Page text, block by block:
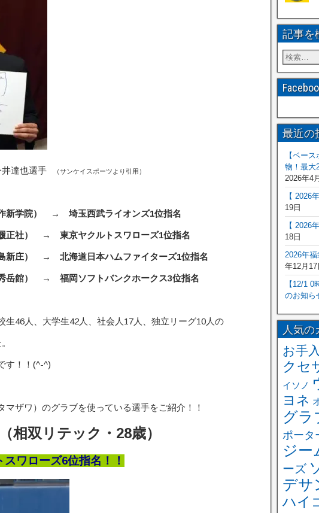
達也選手 （サンケイスポーツより引用）
新学院） → 埼玉西武ライオンズ1位指名
正社） → 東京ヤクルトスワローズ1位指名
新庄） → 北海道日本ハムファイターズ1位指名
岳館） → 福岡ソフトバンクホークス3位指名
生46人、大学生42人、社会人17人、独立リーグ10人の
す！！(^-^)
マザワ）のグラブを使っている選手をご紹介！！
相双リテック・28歳）
ワローズ6位指名！！
記事を
最近の
【ベー
物！最大
2026年4
【 2026
19日
【 2026
18日
2026年
年12月17
【12/1
のお知ら
人気の
お手
クセ
イソノ
ヨネ
グラ
ポータ
ジー
ーズ
デサ
ハイ